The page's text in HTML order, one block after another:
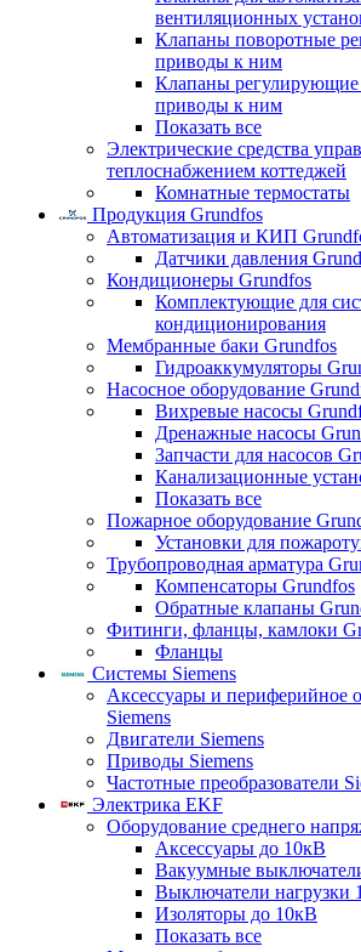
вентиляционных
Клапаны поворотные
приводы к ним
Клапаны регулирующие
приводы к ним
Показать все
Электрические средства
теплоснабжением коттеджей
Комнатные термостаты
Продукция Grundfos
Автоматизация и КИП
Датчики давления
Кондиционеры Grundfos
Комплектующие для
кондиционирования
Мембранные баки Grundfos
Гидроаккумуляторы
Насосное оборудование
Вихревые насосы
Дренажные насосы
Запчасти для насосов
Канализационные
Показать все
Пожарное оборудование
Установки для
Трубопроводная арматура
Компенсаторы Grundfos
Обратные клапаны
Фитинги, фланцы, камлоки
Фланцы
Системы Siemens
Аксессуары и периферийное
Siemens
Двигатели Siemens
Приводы Siemens
Частотные преобразователи
Электрика EKF
Оборудование среднего
Аксессуары до 10кВ
Вакуумные
Выключатели нагрузки
Изоляторы до 10кВ
Показать все